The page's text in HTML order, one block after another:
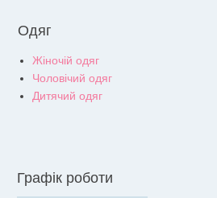
Одяг
Жіночій одяг
Чоловічий одяг
Дитячий одяг
Графік роботи